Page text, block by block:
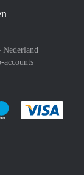
Nederland
accounts
af met Paypal
gemakkelijk af met
Je rekent